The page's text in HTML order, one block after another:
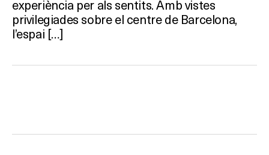
HOTELS
RESTAURANTS
experiència per als sentits. Amb vistes
privilegiades sobre el centre de Barcelona,
l’espai […]